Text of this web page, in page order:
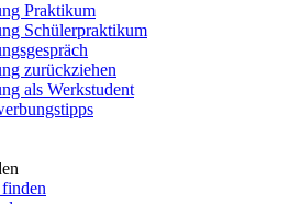
Praktikum
Schülerpraktikum
zurückziehen
als Werkstudent